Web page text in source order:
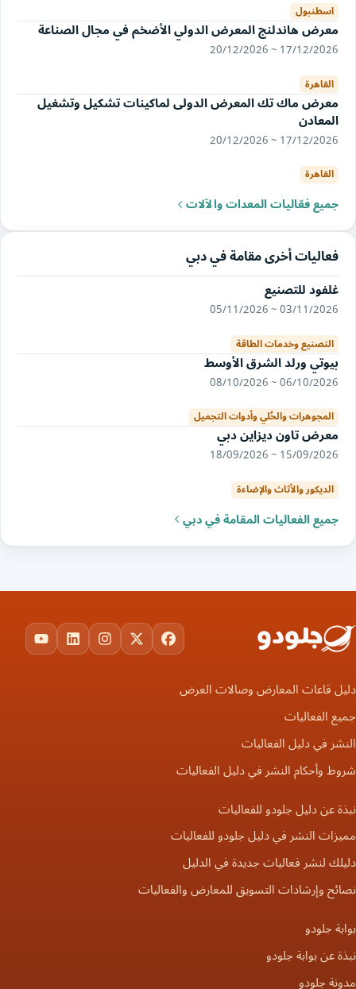
اسطنبول
معرض هاندلنج المعرض الدولي الأضخم في مجال الصناعة
17/12/2026 ~ 20/12/2026
القاهرة
معرض ماك تك المعرض الدولى لماكينات تشكيل وتشغيل
المعادن
17/12/2026 ~ 20/12/2026
القاهرة
جميع فعّاليات المعدات والآلات
فعاليات أخرى مقامة في دبي
غلفود للتصنيع
03/11/2026 ~ 05/11/2026
التصنيع وخدمات الطاقة
بيوتي ورلد الشرق الأوسط
06/10/2026 ~ 08/10/2026
المجوهرات والحُلي وأدوات التجميل
معرض تاون ديزاين دبي
15/09/2026 ~ 18/09/2026
الديكور والأثاث والإضاءة
جميع الفعاليات المقامة في دبي
Facebook
X
Instagram
LinkedIn
دليل قاعات المعارض وصالات العرض
جميع الفعاليات
النشر في دليل الفعاليات
شروط وأحكام النشر في دليل الفعاليات
نبذة عن دليل جلودو للفعاليات
مميزات النشر في دليل جلودو للفعاليات
دليلك لنشر فعاليات جديدة في الدليل
نصائح وإرشادات التسويق للمعارض والفعاليات
بوابة جلودو
نبذة عن بوابة جلودو
مدونة جلودو